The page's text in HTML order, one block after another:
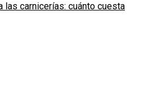
las carnicerías: cuánto cuesta